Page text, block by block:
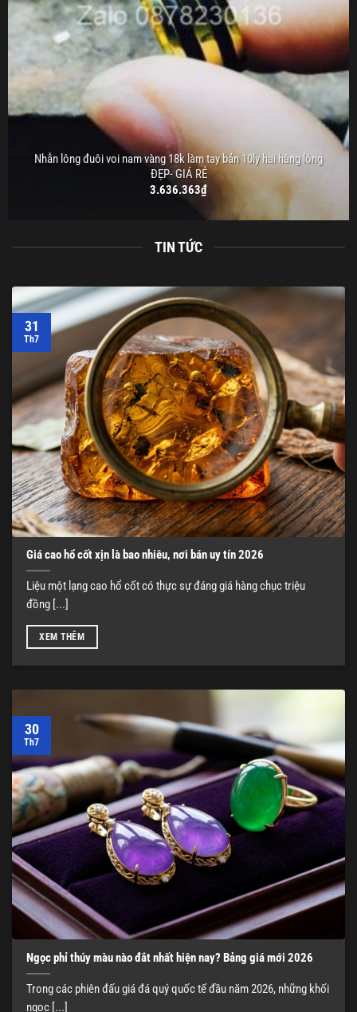
Nhẫn lông đuôi voi nam vàng 18k làm tay bản 10ly hai hàng lông
ĐẸP- GIÁ RẺ
3.636.363₫
TIN TỨC
Giá cao hổ cốt xịn là bao nhiêu, nơi bán uy tín 2026
Liệu một lạng cao hổ cốt có thực sự đáng giá hàng chục triệu
đồng [...]
XEM THÊM
31
Th7
Ngọc phỉ thúy màu nào đắt nhất hiện nay? Bảng giá mới 2026
Trong các phiên đấu giá đá quý quốc tế đầu năm 2026, những khối
ngọc [...]
30
Th7